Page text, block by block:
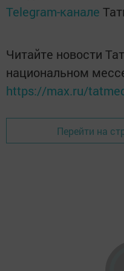
Telegram-канале
Читайте новости
национальном
https://max.ru/
Перейти на